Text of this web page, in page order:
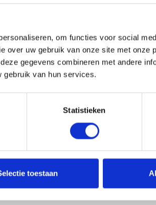
om functies voor social
over uw gebruik van onze site met onze
gegevens combineren met andere
gebruik van hun services.
Statistieken
toestaan
meest actuele